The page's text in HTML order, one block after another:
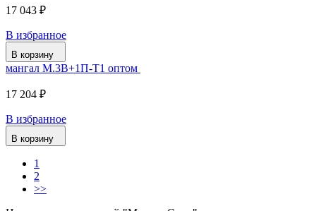
17 043 ₽
В избранное
В корзину
мангал М.3В+1П-Т1 оптом
17 204 ₽
В избранное
В корзину
1
2
>>